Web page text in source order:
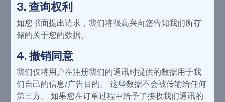
3. 查询权利
如您书面提出请求，我们将很高兴向您告知我们所存
储的关于您的数据。
4. 撤销同意
我们仅将用户在注册我们的通讯时提供的数据用于我
们自己的信息/广告目的。 这些数据不会被传输给任何
第三方。 如果您在订单过程中给予了接收我们通讯的